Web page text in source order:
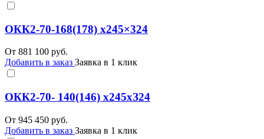
ОКК2-70-168(178) x245×324
От 881 100 руб.
Добавить в заказ Заявка в 1 клик
ОКК2-70- 140(146) х245хЗ24
От 945 450 руб.
Добавить в заказ Заявка в 1 клик